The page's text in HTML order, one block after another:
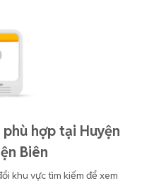
hợp tại Huyện
Biên
khu vực tìm kiếm để xem